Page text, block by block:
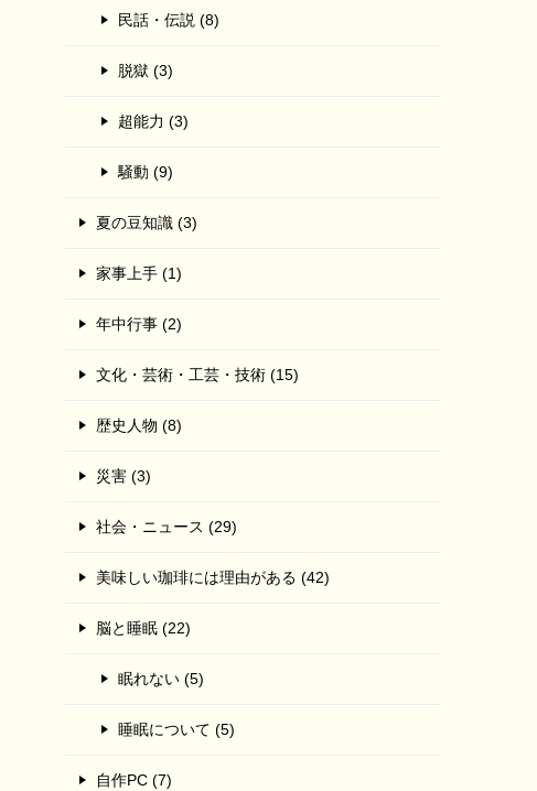
民話・伝説 (8)
脱獄 (3)
超能力 (3)
騒動 (9)
夏の豆知識 (3)
家事上手 (1)
年中行事 (2)
文化・芸術・工芸・技術 (15)
歴史人物 (8)
災害 (3)
社会・ニュース (29)
美味しい珈琲には理由がある (42)
脳と睡眠 (22)
眠れない (5)
睡眠について (5)
自作PC (7)